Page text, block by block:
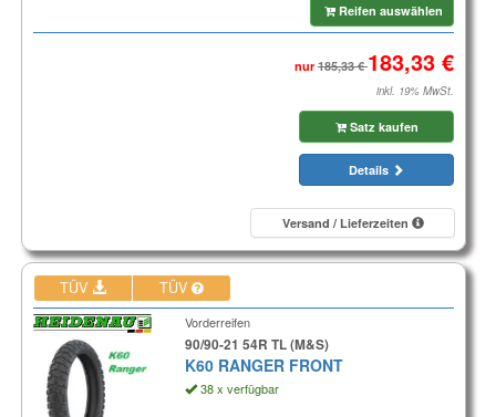
Reifen auswählen
nur
inkl. 19% MwSt.
Satz kaufen
Details
Versand / Lieferzeiten
TÜV TÜV
Vorderreifen
90/90-21 54R TL (M&S)
K60 RANGER FRONT
38 x verfügbar